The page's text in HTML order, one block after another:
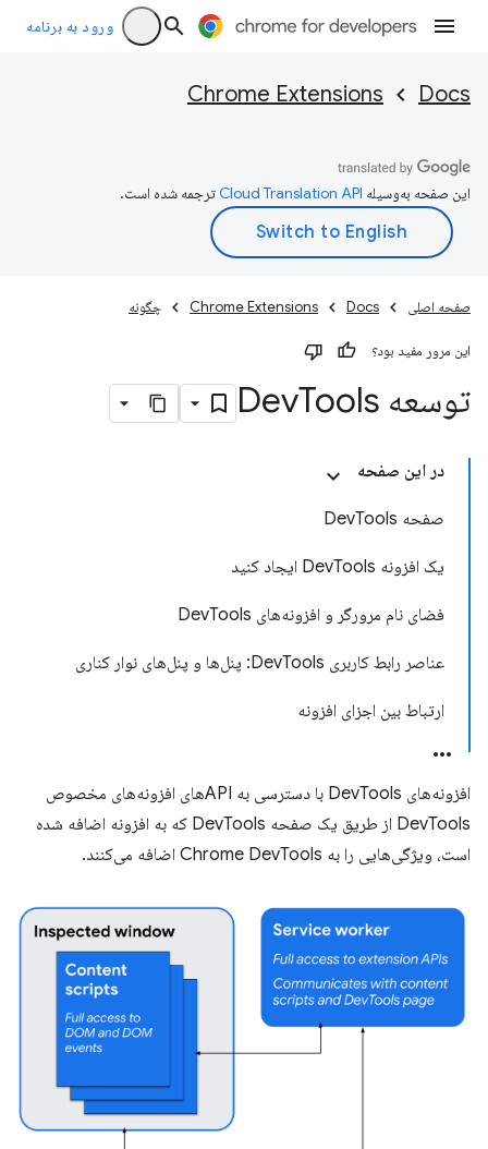
ورود به برنامه
Docs
Chrome Extensions
این صفحه به‌وسیله ترجمه شده است.
صفحه اصلی Docs
Chrome Extensions چگونه
این مرور مفید بود؟
توسعه Dev Tools
در این صفحه
صفحه DevTools
یک افزونه DevTools ایجاد کنید
فضای نام مرورگر و افزونه‌های DevTools
عناصر رابط کاربری DevTools: پنل‌ها و پنل‌های نوار کناری
ارتباط بین اجزای افزونه
افزونه‌های DevTools با دسترسی به APIهای افزونه‌های مخصوص
DevTools از طریق یک صفحه DevTools که به افزونه اضافه شده
است، ویژگی‌هایی را به Chrome DevTools اضافه می‌کنند.